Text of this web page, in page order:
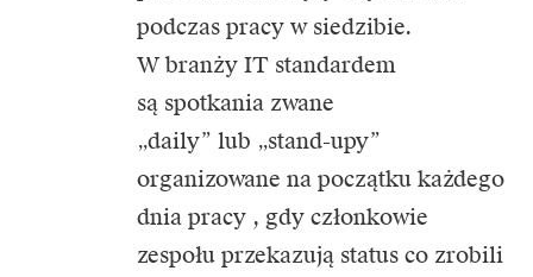
podczas pracy w siedzibie.
W branży IT standardem
są spotkania zwane
„daily” lub „stand-upy”
organizowane na początku każdego
dnia pracy , gdy członkowie
zespołu przekazują status co zrobili